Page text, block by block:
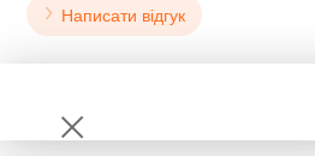
Написати відгук